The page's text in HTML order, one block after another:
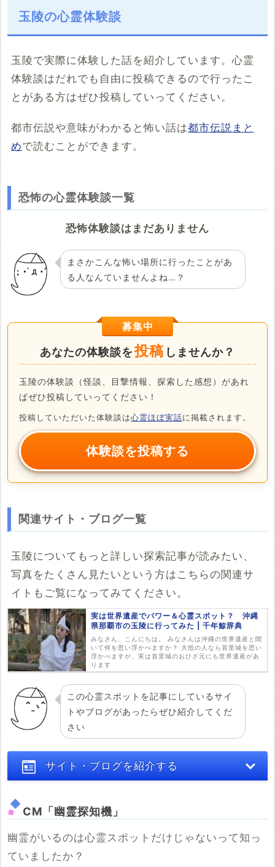
玉陵の心霊体験談
玉陵で実際に体験した話を紹介しています。心霊
体験談はだれでも自由に投稿できるので行ったこ
とがある方はぜひ投稿していってください。
都市伝説や意味がわかると怖い話は都市伝説まと
めで読むことができます。
恐怖の心霊体験談一覧
恐怖体験談はまだありません
まさかこんな怖い場所に行ったことがあ
る人なんていませんよね…？
募集中
あなたの体験談を投稿 しませんか？
玉陵の体験談（怪談、目撃情報、探索した感想）があれ
ばぜひ投稿していってください！
投稿していただいた体験談は心霊ほぼ実話に掲載されます。
体験談を投稿する
関連サイト・ブログ一覧
玉陵についてもっと詳しい探索記事が読みたい、
写真をたくさん見たいという方はこちらの関連サ
イトもご覧になってみてください。
実は世界遺産でパワー＆心霊スポット？ 沖縄
県那覇市の玉陵に行ってみた | 千年鯨辞典
みなさん、こんにちは。 みなさんは沖縄の世界遺産と聞
いて何を思い浮かべますか？ 大抵の人なら首里城を思い
浮かべますが、実は首里城のおひざ元にも世界遺産があ
ります
この心霊スポットを記事にしているサイ
トやブログがあったらぜひ紹介してくだ
さい
サイト・ブログを紹介する
※サイト・ブログのURL
CM「幽霊探知機」
幽霊がいるのは心霊スポットだけじゃないって知っ
ていましたか？